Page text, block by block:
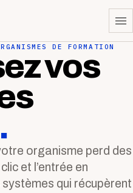
DE FORMATION
vos
organisme perd des
et l’entrée en
qui récupèrent